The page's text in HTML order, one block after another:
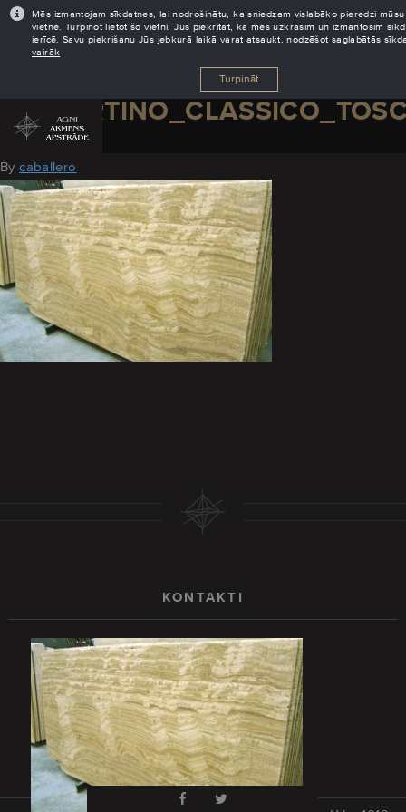
Mēs izmantojam sīkdatnes, lai nodrošinātu, ka sniedzam vislabāko pieredzi
vietnē. Turpinot lietot šo vietni, Jūs piekrītat, ka mēs uzkrāsim un izmantosim
ierīcē. Savu piekrišanu Jūs jebkurā laikā varat atsaukt, nodzēšot saglabātās
vairāk
Turpināt
August 30, 2016
Bycaballero
KONTAKTI